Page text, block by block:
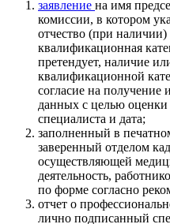
заявление на имя
комиссии, в котором
отчество (при наличии)
квалификационная
претендует, наличие
квалификационной
согласие на получение
данных с целью
специалиста и дата;
заполненный в
заверенный отделом
осуществляющей
деятельность,
по форме согласно
отчет о
лично подписанный